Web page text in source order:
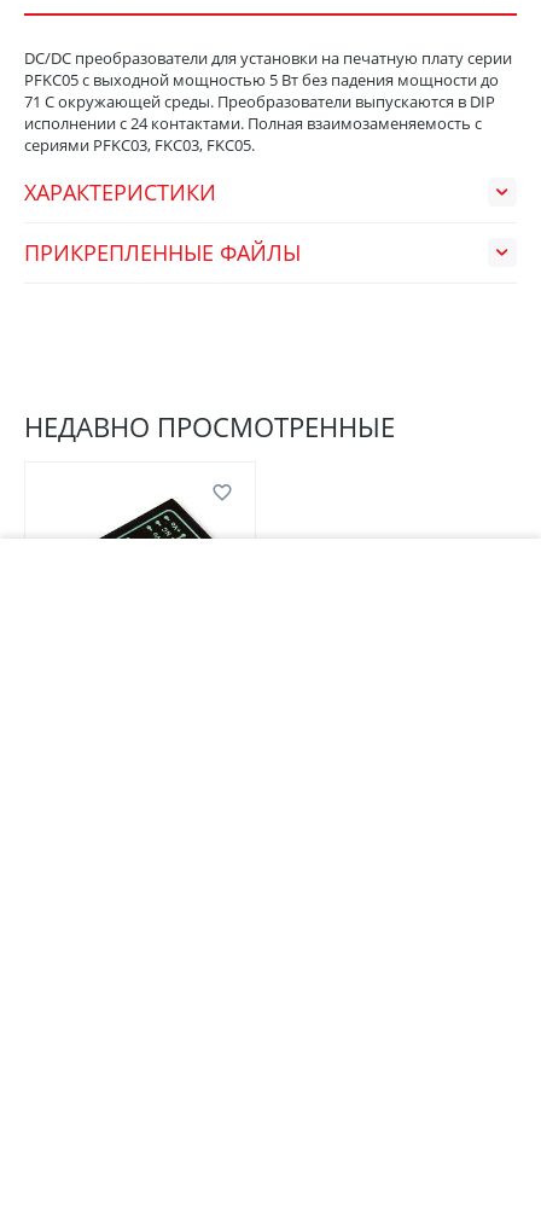
DC/DC преобразователи для установки на печатную плату серии
PFKC05 с выходной мощностью 5 Вт без падения мощности до
71 С окружающей среды. Преобразователи выпускаются в DIP
исполнении с 24 контактами. Полная взаимозаменяемость с
сериями PFKC03, FKC03, FKC05.
ХАРАКТЕРИСТИКИ
ПРИКРЕПЛЕННЫЕ ФАЙЛЫ
НЕДАВНО ПРОСМОТРЕННЫЕ